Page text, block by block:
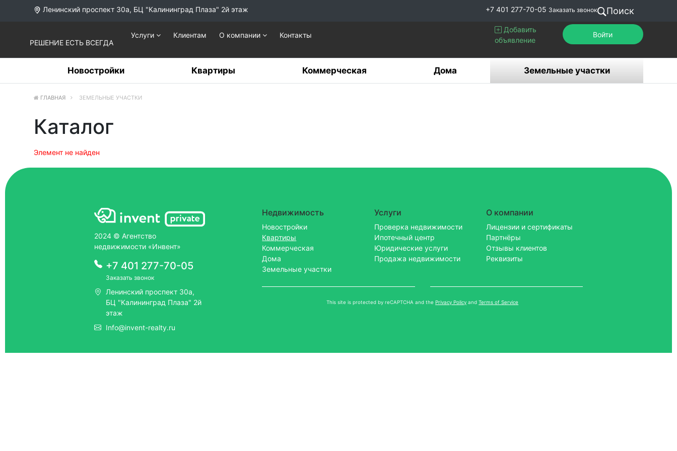
Ленинский проспект 30а, БЦ "Калининград Плаза" 2й этаж +7 401 277-70-05 Заказать звонок Поиск
РЕШЕНИЕ ЕСТЬ ВСЕГДА
Услуги Клиентам О компании Контакты
Добавить
объявление
Войти
Новостройки Квартиры Коммерческая Дома Земельные участки
ГЛАВНАЯ ЗЕМЕЛЬНЫЕ УЧАСТКИ
Каталог
Элемент не найден
2024 © Агентство
недвижимости «Инвент»
+7 401 277-70-05
Заказать звонок
Ленинский проспект 30а,
БЦ "Калининград Плаза" 2й
этаж
Info@invent-realty.ru
Недвижимость
Новостройки
Квартиры
Коммерческая
Дома
Земельные участки
Услуги
Проверка недвижимости
Ипотечный центр
Юридические услуги
Продажа недвижимости
О компании
Лицензии и сертификаты
Партнёры
Отзывы клиентов
Реквизиты
This site is protected by reCAPTCHA and thePrivacy Policy andTerms of Service